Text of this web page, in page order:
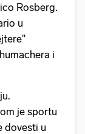
Rosberg.
u
i
je sportu
dovesti u